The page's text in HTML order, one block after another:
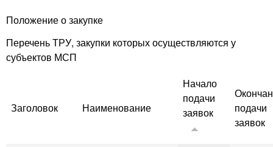
Положение о закупке
Перечень ТРУ, закупки которых осуществляются у
субъектов МСП
Заголовок Наименование
Начало
подачи
заявок
подачи
заявок